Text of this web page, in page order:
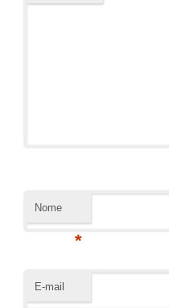
Nome
*
E-mail